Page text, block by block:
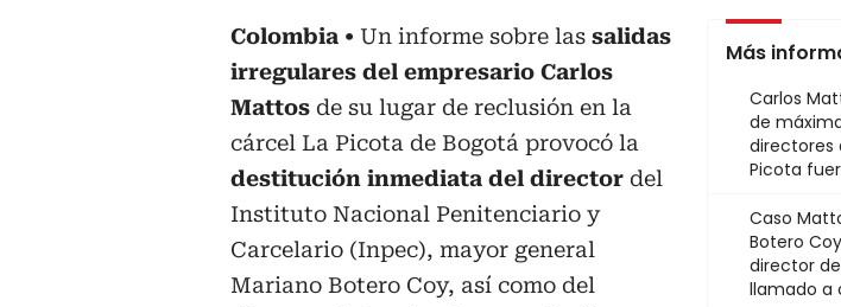
Más
Carlos
de
directores
Picota
Caso
Botero
director
llamado a
Colombia Un informe sobre las salidas
irregulares del empresario Carlos
Mattos de su lugar de reclusión en la
cárcel La Picota de Bogotá provocó la
destitución inmediata del director del
Instituto Nacional Penitenciario y
Carcelario (Inpec), mayor general
Mariano Botero Coy, así como del